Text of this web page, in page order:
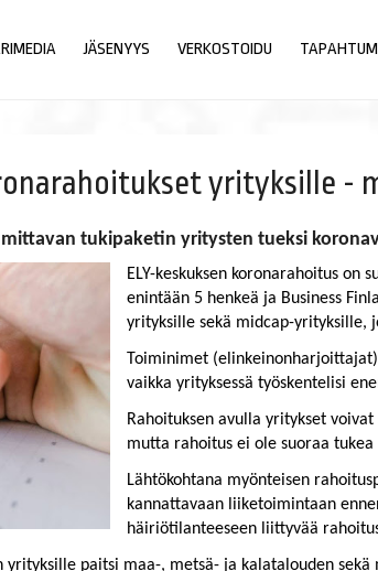
JÄSENYYS VERKOSTOIDU
yrityksille -
tukipaketin yritysten tueksi
ELY-keskuksen koronarahoitus
enintään 5 henkeä ja Business
yrityksille sekä midcap-yrityksille,
Toiminimet (elinkeinonharjoittajat)
vaikka yrityksessä työskentelisi
Rahoituksen avulla yritykset
mutta rahoitus ei ole suoraa
Lähtökohtana myönteisen
kannattavaan liiketoimintaan
häiriötilanteeseen liittyvää
yrityksille paitsi maa-, metsä- ja kalatalouden